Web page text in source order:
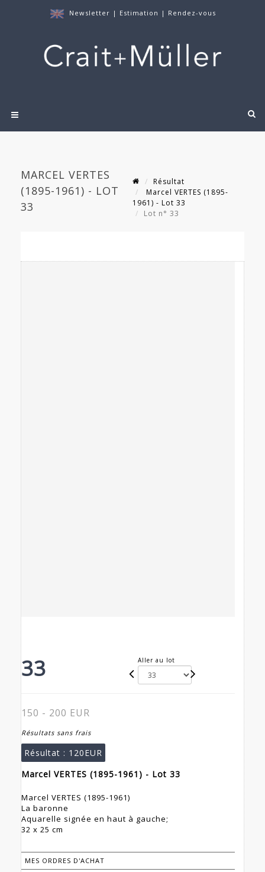
Newsletter | Estimation | Rendez-vous
MARCEL VERTES
(1895-1961) - LOT
33
Résultat
Marcel VERTES (1895-
1961) - Lot 33
Lot n° 33
33 Aller au lot
150 - 200 EUR
Résultats sans frais
Résultat : 120EUR
Marcel VERTES (1895-1961) - Lot 33
Marcel VERTES (1895-1961)
La baronne
Aquarelle signée en haut à gauche;
32 x 25 cm
MES ORDRES D'ACHAT